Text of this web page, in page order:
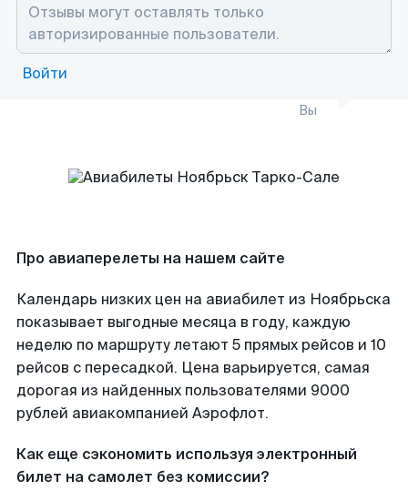
Войти
Вы
Про авиаперелеты на нашем сайте
Календарь низких цен на авиабилет из Ноябрьска
показывает выгодные месяца в году, каждую
неделю по маршруту летают 5 прямых рейсов и 10
рейсов с пересадкой. Цена варьируется, самая
дорогая из найденных пользователями 9000
рублей авиакомпанией Аэрофлот.
Как еще сэкономить используя электронный
билет на самолет без комиссии?